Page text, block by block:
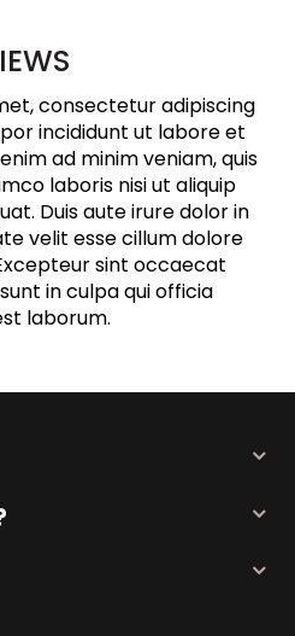
consectetur adipiscing
incididunt ut labore et
ad minim veniam, quis
laboris nisi ut aliquip
Duis aute irure dolor in
velit esse cillum dolore
sint occaecat
in culpa qui officia
laborum.